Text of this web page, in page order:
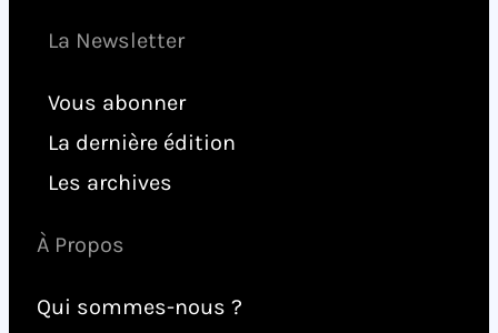
La Newsletter
Vous abonner
La dernière édition
Les archives
À Propos
Qui sommes-nous ?